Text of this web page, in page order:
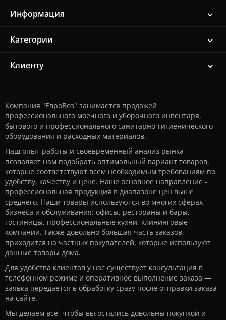
Информация
Категории
Клиенту
Компания "ЕвроВоз" занимается продажей
профессионального моечного и уборочного инвентаря,
бытового и профессионального санитарно-гигиенического
оборудования и расходных материалов.
Наш опыт работы и своевременный анализ рынка
позволяет нам подобрать оптимальный вариант товаров,
которые соответствуют всем необходимым требованиям по
удобству, качеству и цене. Наше основное направление -
профессиональная продукция в диапазоне цен выше
среднего. Наши товары используются во многих сферах
бизнеса и обслуживания: офисы, рестораны и бары,
гостиницы, профессиональные кухни, клининговые
компании. Также довольно большая часть заказов
приходится на частных покупателей, которые используют
данные товары дома.
Для удобства клиентов у нас существует консультация в
телефонном режиме и оперативное выполнение заказа —
заявка передается в обработку сразу после отправки заказа
на сайте.
Мы делаем всё, чтобы вы остались довольны покупкой и